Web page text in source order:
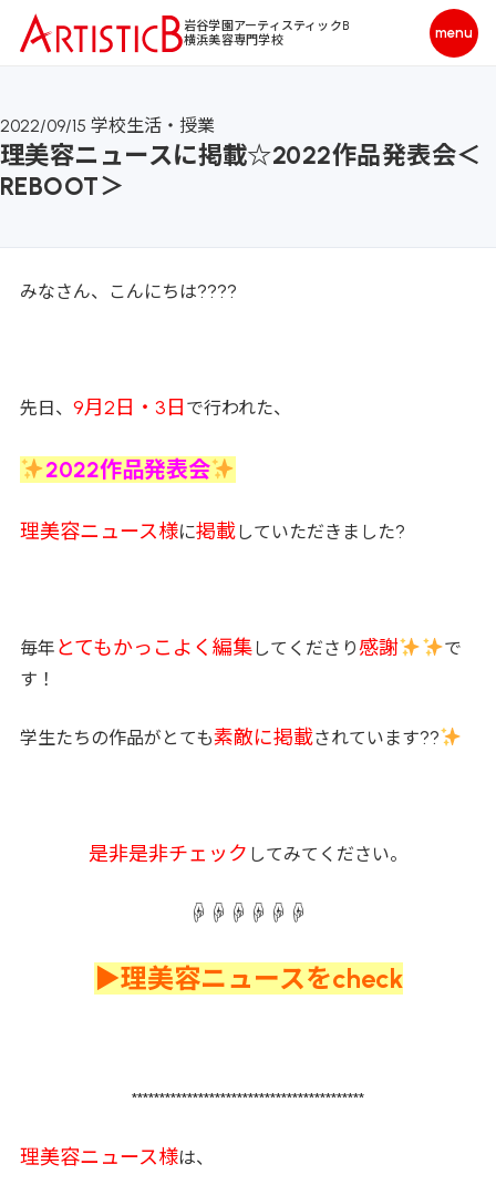
岩谷学園アーティスティックB
横浜美容専門学校
2022/09/15 学校生活・授業
理美容ニュースに掲載☆2022作品発表会＜
REBOOT＞
みなさん、こんにちは????
先日、 9月2日・3日 で行われた、
2022作品発表会
理美容ニュース様に掲載していただきました?
毎年 とてもかっこよく編集してくださり感謝
で
す！
学生たちの作品がとても素敵に掲載されています??
是非是非チェック してみてください。
☟☟☟☟☟☟
▶理美容ニュースをcheck
******************************************
理美容ニュース様は、